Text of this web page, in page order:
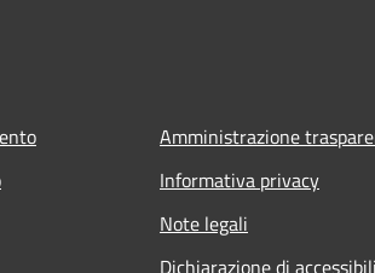
Amministrazione
Informativa privacy
Note legali
Dichiarazione di